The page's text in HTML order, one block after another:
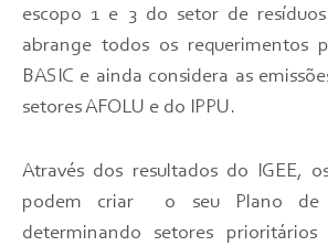
escopo 1 e 3 do setor de
abrange todos os requerimentos
BASIC e ainda considera as
setores AFOLU e do IPPU.
Através dos resultados do IGEE,
podem criar o seu Plano de
determinando setores prioritários